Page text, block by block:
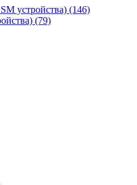
устройства) (146)
(79)